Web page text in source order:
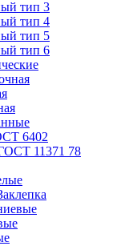
тип 3
тип 4
тип 5
тип 6
6402
11371 78